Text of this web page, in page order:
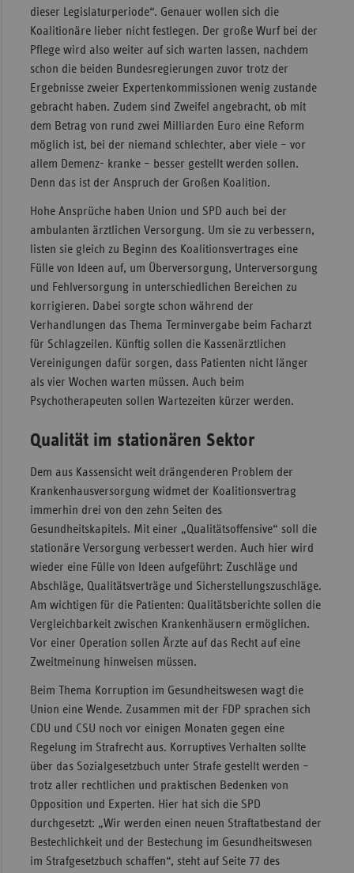
dieser Legislaturperiode“. Genauer wollen sich die
Koalitionäre lieber nicht festlegen. Der große Wurf bei der
Pflege wird also weiter auf sich warten lassen, nachdem
schon die beiden Bundesregierungen zuvor trotz der
Ergebnisse zweier Expertenkommissionen wenig zustande
gebracht haben. Zudem sind Zweifel angebracht, ob mit
dem Betrag von rund zwei Milliarden Euro eine Reform
möglich ist, bei der niemand schlechter, aber viele – vor
allem Demenz- kranke – besser gestellt werden sollen.
Denn das ist der Anspruch der Großen Koalition.
Hohe Ansprüche haben Union und SPD auch bei der
ambulanten ärztlichen Versorgung. Um sie zu verbessern,
listen sie gleich zu Beginn des Koalitionsvertrages eine
Fülle von Ideen auf, um Überversorgung, Unterversorgung
und Fehlversorgung in unterschiedlichen Bereichen zu
korrigieren. Dabei sorgte schon während der
Verhandlungen das Thema Terminvergabe beim Facharzt
für Schlagzeilen. Künftig sollen die Kassenärztlichen
Vereinigungen dafür sorgen, dass Patienten nicht länger
als vier Wochen warten müssen. Auch beim
Psychotherapeuten sollen Wartezeiten kürzer werden.
Qualität im stationären Sektor
Dem aus Kassensicht weit drängenderen Problem der
Krankenhausversorgung widmet der Koalitionsvertrag
immerhin drei von den zehn Seiten des
Gesundheitskapitels. Mit einer „Qualitätsoffensive“ soll die
stationäre Versorgung verbessert werden. Auch hier wird
wieder eine Fülle von Ideen aufgeführt: Zuschläge und
Abschläge, Qualitätsverträge und Sicherstellungszuschläge.
Am wichtigen für die Patienten: Qualitätsberichte sollen die
Vergleichbarkeit zwischen Krankenhäusern ermöglichen.
Vor einer Operation sollen Ärzte auf das Recht auf eine
Zweitmeinung hinweisen müssen.
Beim Thema Korruption im Gesundheitswesen wagt die
Union eine Wende. Zusammen mit der FDP sprachen sich
CDU und CSU noch vor einigen Monaten gegen eine
Regelung im Strafrecht aus. Korruptives Verhalten sollte
über das Sozialgesetzbuch unter Strafe gestellt werden –
trotz aller rechtlichen und praktischen Bedenken von
Opposition und Experten. Hier hat sich die SPD
durchgesetzt: „Wir werden einen neuen Straftatbestand der
Bestechlichkeit und der Bestechung im Gesundheitswesen
im Strafgesetzbuch schaffen“, steht auf Seite 77 des